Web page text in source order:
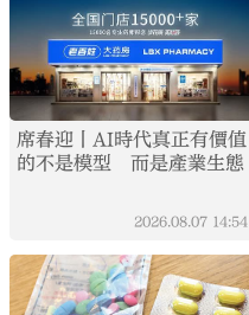
席春迎丨AI時代真正有價值
的不是模型 而是產業生態
2026.08.07 14:54